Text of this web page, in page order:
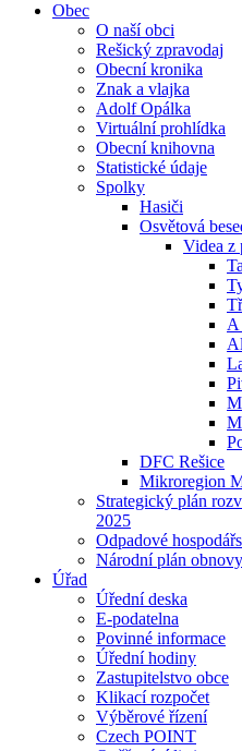
Obec
O naší obci
Rešický zpravodaj
Obecní kronika
Znak a vlajka
Adolf Opálka
Virtuální prohlídka
Obecní knihovna
Statistické údaje
Spolky
Hasiči
Osvětová
Videa z
A
DFC Rešice
Mikroregion
Strategický plán
2025
Odpadové
Národní plán obnovy
Úřad
Úřední deska
E-podatelna
Povinné informace
Úřední hodiny
Zastupitelstvo obce
Klikací rozpočet
Výběrové řízení
Czech POINT